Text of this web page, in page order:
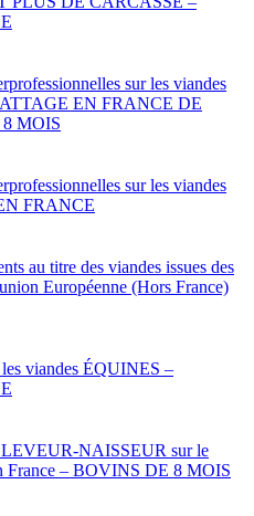
sur les viandes
EN FRANCE DE
MOIS
sur les viandes
FRANCE
au titre des viandes issues des
Européenne (Hors France)
viandes ÉQUINES –
NAISSEUR sur le
France – BOVINS DE 8 MOIS